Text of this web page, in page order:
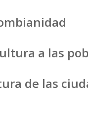
a las
de las